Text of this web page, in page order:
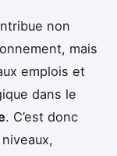
non
mais
emplois et
dans le
. C’est donc